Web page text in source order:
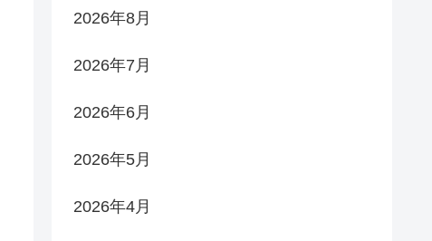
2026年8月
2026年7月
2026年6月
2026年5月
2026年4月